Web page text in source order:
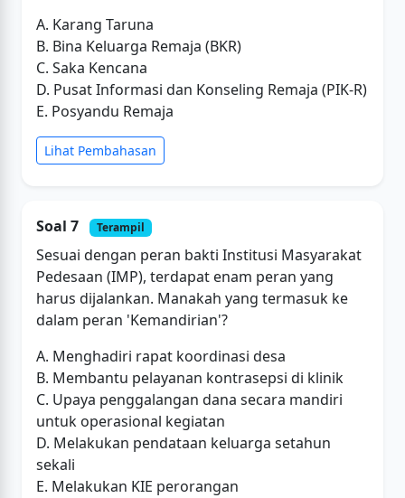
A. Karang Taruna
B. Bina Keluarga Remaja (BKR)
C. Saka Kencana
D. Pusat Informasi dan Konseling Remaja (PIK-R)
E. Posyandu Remaja
Lihat Pembahasan
Soal 7 Terampil
Sesuai dengan peran bakti Institusi Masyarakat
Pedesaan (IMP), terdapat enam peran yang
harus dijalankan. Manakah yang termasuk ke
dalam peran 'Kemandirian'?
A. Menghadiri rapat koordinasi desa
B. Membantu pelayanan kontrasepsi di klinik
C. Upaya penggalangan dana secara mandiri
untuk operasional kegiatan
D. Melakukan pendataan keluarga setahun
sekali
E. Melakukan KIE perorangan